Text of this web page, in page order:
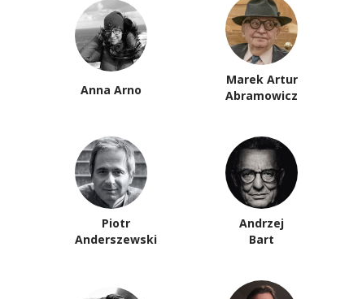
Anna Arno
Marek Artur
Abramowicz
Piotr
Anderszewski
Andrzej
Bart